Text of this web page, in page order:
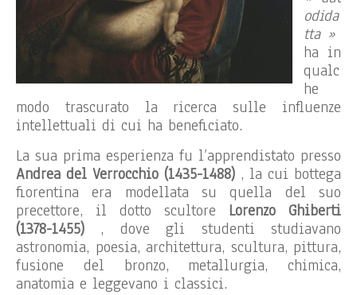
odida
tta »
ha in
qualc
he
modo trascurato la ricerca sulle influenze
intellettuali di cui ha beneficiato.
La sua prima esperienza fu l’apprendistato presso
Andrea del Verrocchio (1435-1488) , la cui bottega
fiorentina era modellata su quella del suo
precettore, il dotto scultore Lorenzo Ghiberti
(1378-1455) , dove gli studenti studiavano
astronomia, poesia, architettura, scultura, pittura,
fusione del bronzo, metallurgia, chimica,
anatomia e leggevano i classici.